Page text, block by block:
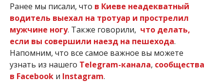
Ранее мы писали, что в Киеве неадекватный
водитель выехал на тротуар и прострелил
мужчине ногу. Также говорили, что делать,
если вы совершили наезд на пешехода.
Напомним, что все самое важное вы можете
узнать из нашего Telegram-канала, сообщества
в Facebookи Instagram.